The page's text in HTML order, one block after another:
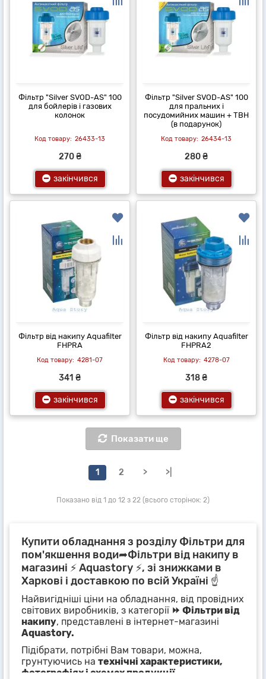
Фільтр "Silver SVOD-AS" 100
для бойлерів і газових
колонок
26433-13
270 ₴
закінчився
Фільтр "Silver SVOD-AS" 100
для пральних і
посудомийних машин + ТВН
(в подарунок)
26434-13
280 ₴
закінчився
Фільтр від накипу Aquafilter
FHPRA
4281-07
341 ₴
закінчився
Фільтр від накипу Aquafilter
FHPRA2
4278-07
318 ₴
закінчився
Показати ще
1 2 > >|
Показано від 1 до 12 з 22 (всього сторінок: 2)
Купити обладнання з розділу Фільтри для
пом'якшення води➦Фільтри від накипу в
магазині ⚡ Aquastory ⚡, зі знижками в
Харкові і доставкою по всій Україні ☝
Найвигідніші ціни на обладнання, від провідних
світових виробників, з категорії ⏩ Фільтри від
накипу, представлені в інтернет-магазині
Aquastory.
Підібрати, потрібні Вам товари, можна,
грунтуючись на технічні характеристики,
фотографіях і схемах продукції,